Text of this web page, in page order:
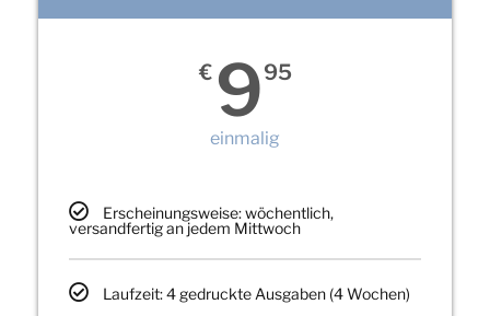
€ 995
einmalig
Erscheinungsweise: wöchentlich,
versandfertig an jedem Mittwoch
Laufzeit: 4 gedruckte Ausgaben (4 Wochen)